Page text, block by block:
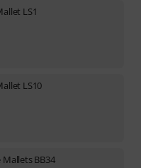
LS1
LS10
BB34